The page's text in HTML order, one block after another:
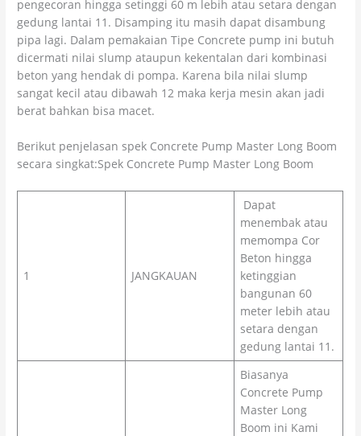
pengecoran hingga setinggi 60 m lebih atau setara dengan
gedung lantai 11. Disamping itu masih dapat disambung
pipa lagi. Dalam pemakaian Tipe Concrete pump ini butuh
dicermati nilai slump ataupun kekentalan dari kombinasi
beton yang hendak di pompa. Karena bila nilai slump
sangat kecil atau dibawah 12 maka kerja mesin akan jadi
berat bahkan bisa macet.
Berikut penjelasan spek Concrete Pump Master Long Boom
secara singkat:Spek Concrete Pump Master Long Boom
1 JANGKAUAN
Dapat
menembak atau
memompa Cor
Beton hingga
ketinggian
bangunan 60
meter lebih atau
setara dengan
gedung lantai 11.
Biasanya
Concrete Pump
Master Long
Boom ini Kami